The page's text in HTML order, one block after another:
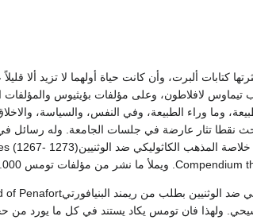
كتابات ألبرت، وأن كانت حياة أولهما لا تزيد ألا
تيماوس لافلاطون، وعلى مؤلفات بؤيثيوس
وما وراء الطبيعة، وفي النفس، والسياسة،
تثار عارضة في جلسات الجامعة. وله رسائل في
ولهذا فان تومس يكاد يستند في كل ما يورد